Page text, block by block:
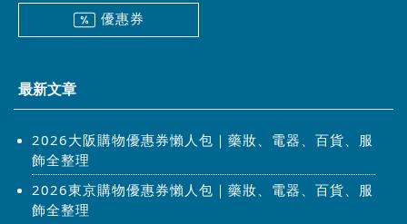
優惠券
最新文章
2026大阪購物優惠券懶人包｜藥妝、電器、百貨、服
飾全整理
2026東京購物優惠券懶人包｜藥妝、電器、百貨、服
飾全整理